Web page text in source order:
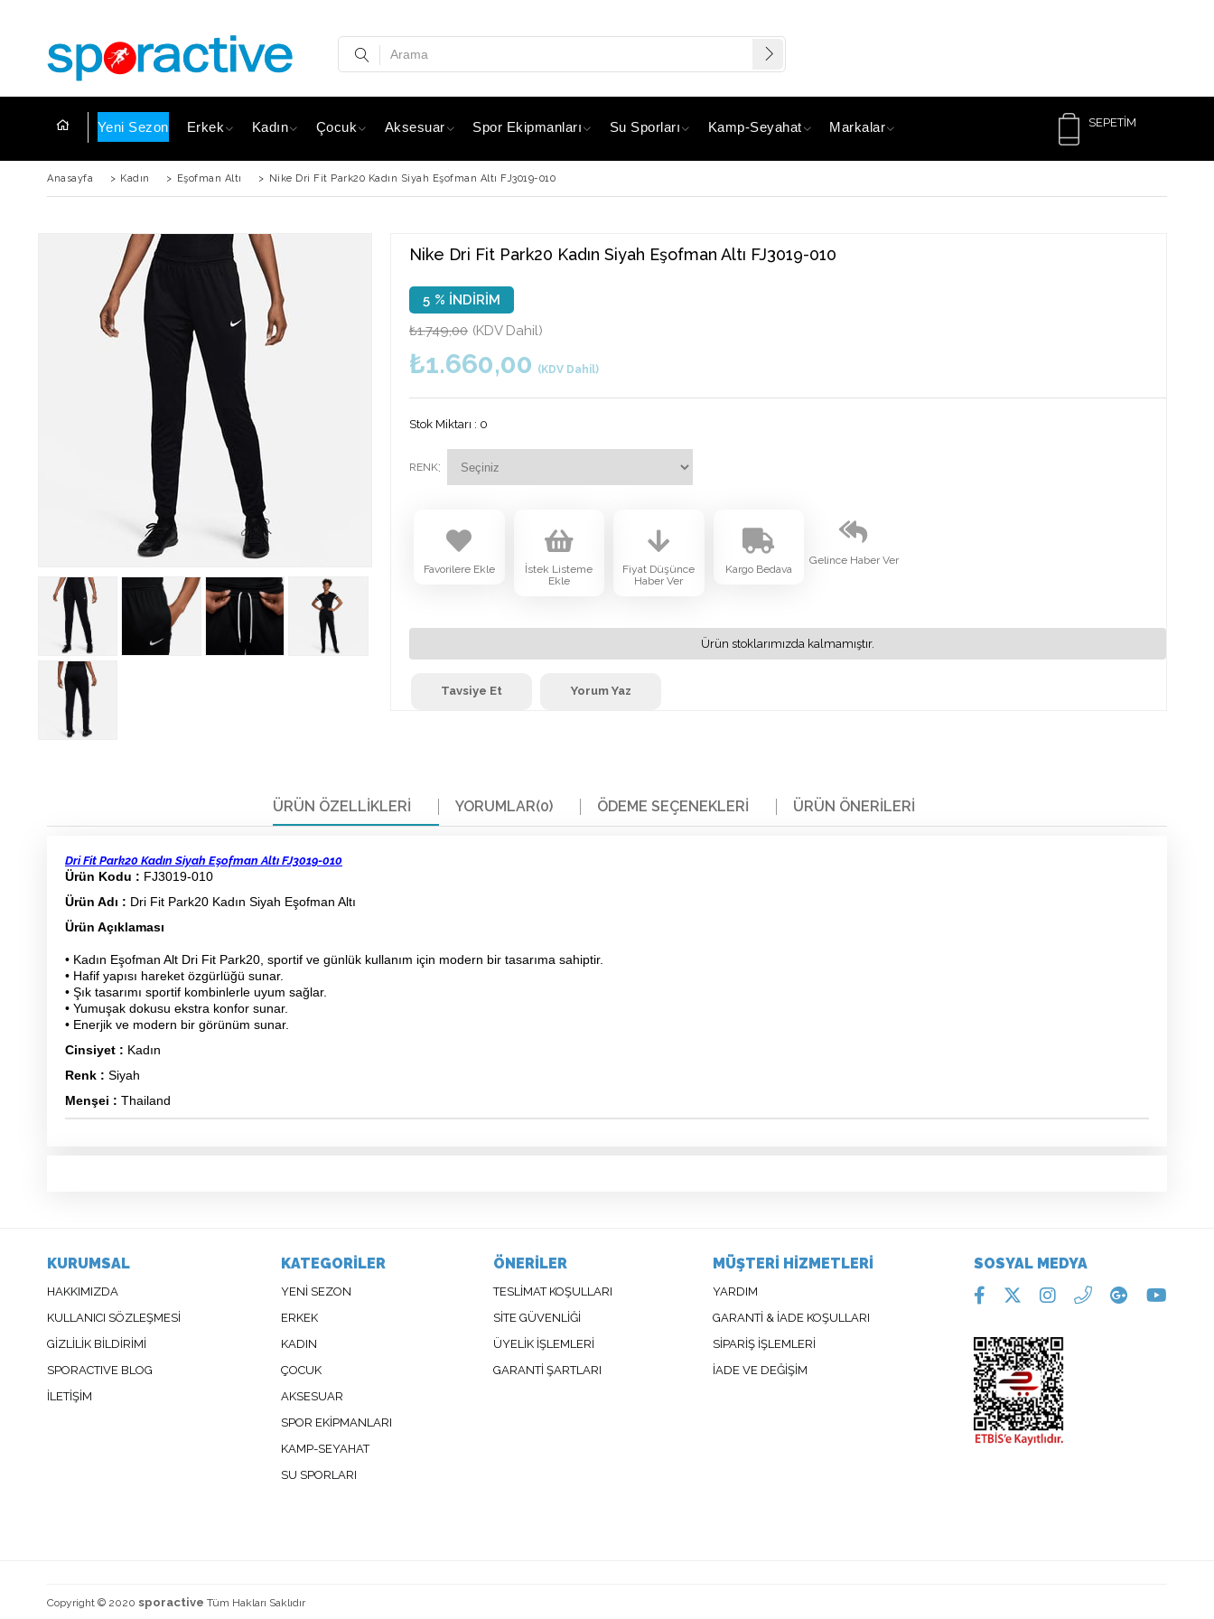
SEPETIM
Yeni Sezon Erkek Kadın Çocuk Aksesuar Spor Ekipmanları Su Sporları Kamp-Seyahat Markalar
Anasayfa > Kadın > Eşofman Altı > Nike Dri Fit Park20 Kadın Siyah Eşofman Altı FJ3019-010
Nike Dri Fit Park20 Kadın Siyah Eşofman Altı FJ3019-010
%
5
İNDIRIM
₺1.749,00 (KDV Dahil)
₺1.660,00 (KDV Dahil)
Stok Miktarı : 0
RENK:
Favorilere Ekle
İstek Listeme
Ekle
Fiyat Düşünce
Haber Ver
Kargo Bedava
Gelince Haber Ver
Ürün stoklarımızda kalmamıştır.
Tavsiye Et Yorum Yaz
ÜRÜN ÖZELLIKLERI YORUMLAR(0) ÖDEME SEÇENEKLERI ÜRÜN ÖNERILERI
Dri Fit Park20 Kadın Siyah Eşofman Altı FJ3019-010
Ürün Kodu : FJ3019-010
Ürün Adı : Dri Fit Park20 Kadın Siyah Eşofman Altı
Ürün Açıklaması
• Kadın Eşofman Alt Dri Fit Park20, sportif ve günlük kullanım için modern bir tasarıma sahiptir.
• Hafif yapısı hareket özgürlüğü sunar.
• Şık tasarımı sportif kombinlerle uyum sağlar.
• Yumuşak dokusu ekstra konfor sunar.
• Enerjik ve modern bir görünüm sunar.
Cinsiyet : Kadın
Renk : Siyah
Menşei : Thailand
KURUMSAL
HAKKIMIZDA
KULLANICI SÖZLEŞMESİ
GİZLİLİK BİLDİRİMİ
SPORACTIVE BLOG
İLETİŞİM
KATEGORİLER
YENİ SEZON
ERKEK
KADIN
ÇOCUK
AKSESUAR
SPOR EKİPMANLARI
KAMP-SEYAHAT
SU SPORLARI
ÖNERİLER
TESLİMAT KOŞULLARI
SİTE GÜVENLİĞİ
ÜYELİK İŞLEMLERİ
GARANTİ ŞARTLARI
MÜŞTERİ HİZMETLERİ
YARDIM
GARANTİ & İADE KOŞULLARI
SİPARİŞ İŞLEMLERİ
İADE VE DEĞİŞİM
SOSYAL MEDYA
Copyright © 2020 sporactive Tüm Hakları Saklıdır